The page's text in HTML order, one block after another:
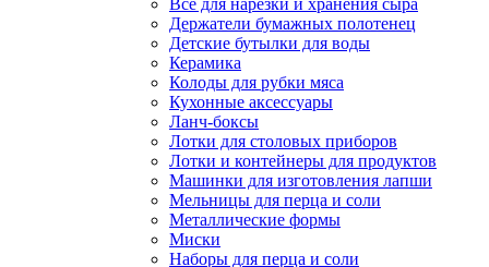
Всё для нарезки и хранения сыра
Держатели бумажных полотенец
Детские бутылки для воды
Керамика
Колоды для рубки мяса
Кухонные аксессуары
Ланч-боксы
Лотки для столовых приборов
Лотки и контейнеры для продуктов
Машинки для изготовления лапши
Мельницы для перца и соли
Металлические формы
Миски
Наборы для перца и соли